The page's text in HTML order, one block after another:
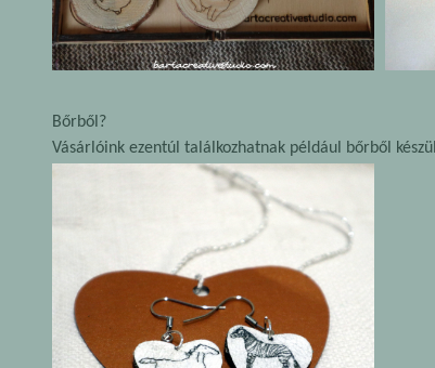
Bőrből?
Vásárlóink ezentúl találkozhatnak például bőrből